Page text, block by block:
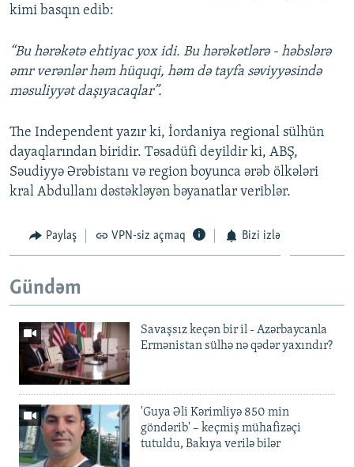
kimi basqın edib:
“Bu hərəkətə ehtiyac yox idi. Bu hərəkətlərə - həbslərə
əmr verənlər həm hüquqi, həm də tayfa səviyyəsində
məsuliyyət daşıyacaqlar”.
The Independent yazır ki, İordaniya regional sülhün
dayaqlarından biridir. Təsadüfi deyildir ki, ABŞ,
Səudiyyə Ərəbistanı və region boyunca ərəb ölkələri
kral Abdullanı dəstəkləyən bəyanatlar veriblər.
Paylaş VPN-siz açmaq Bizi izlə
Gündəm
Savaşsız keçən bir il - Azərbaycanla
Ermənistan sülhə nə qədər yaxındır?
'Guya Əli Kərimliyə 850 min
göndərib' – keçmiş mühafizəçi
tutuldu, Bakıya verilə bilər